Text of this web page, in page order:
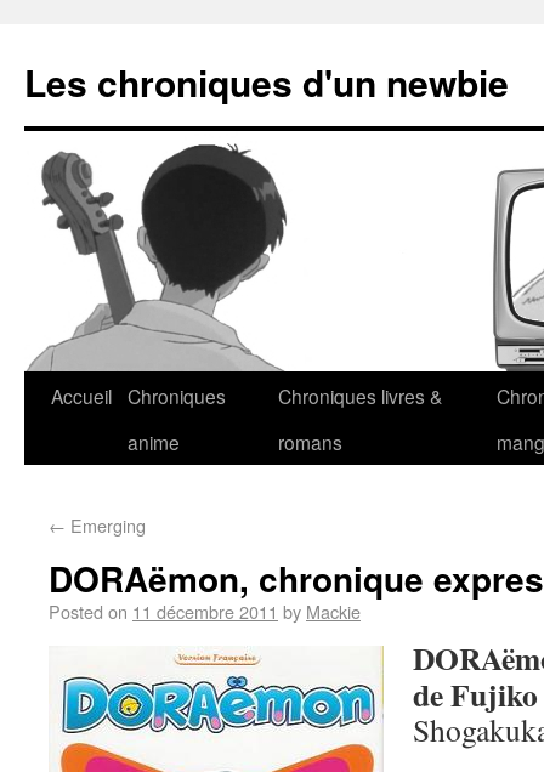
Les chroniques d'un newbie
Accueil Chroniques
anime
Chroniques livres &
romans
← Emerging
DORAëmon, chronique
Posted on 11 décembre 2011 by Mackie
de